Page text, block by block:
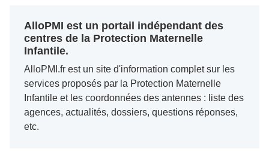
AlloPMI est un portail indépendant des
centres de la Protection Maternelle
Infantile.
AlloPMI.fr est un site d'information complet sur les
services proposés par la Protection Maternelle
Infantile et les coordonnées des antennes : liste des
agences, actualités, dossiers, questions réponses,
etc.